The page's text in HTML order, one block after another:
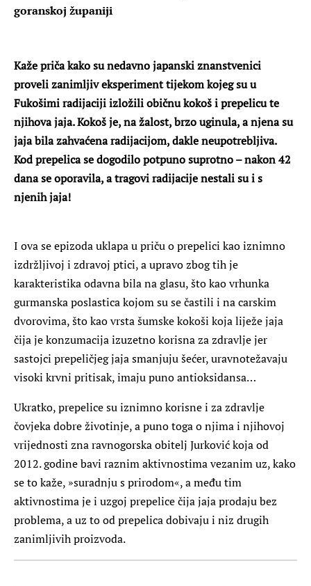
goranskoj županiji
Kaže priča kako su nedavno japanski znanstvenici
proveli zanimljiv eksperiment tijekom kojeg su u
Fukošimi radijaciji izložili običnu kokoš i prepelicu te
njihova jaja. Kokoš je, na žalost, brzo uginula, a njena su
jaja bila zahvaćena radijacijom, dakle neupotrebljiva.
Kod prepelica se dogodilo potpuno suprotno – nakon 42
dana se oporavila, a tragovi radijacije nestali su i s
njenih jaja!
I ova se epizoda uklapa u priču o prepelici kao iznimno
izdržljivoj i zdravoj ptici, a upravo zbog tih je
karakteristika odavna bila na glasu, što kao vrhunka
gurmanska poslastica kojom su se častili i na carskim
dvorovima, što kao vrsta šumske kokoši koja liježe jaja
čija je konzumacija izuzetno korisna za zdravlje jer
sastojci prepeličjeg jaja smanjuju šećer, uravnotežavaju
visoki krvni pritisak, imaju puno antioksidansa…
Ukratko, prepelice su iznimno korisne i za zdravlje
čovjeka dobre životinje, a puno toga o njima i njihovoj
vrijednosti zna ravnogorska obitelj Jurković koja od
2012. godine bavi raznim aktivnostima vezanim uz, kako
se to kaže, »suradnju s prirodom«, a među tim
aktivnostima je i uzgoj prepelice čija jaja prodaju bez
problema, a uz to od prepelica dobivaju i niz drugih
zanimljivih proizvoda.